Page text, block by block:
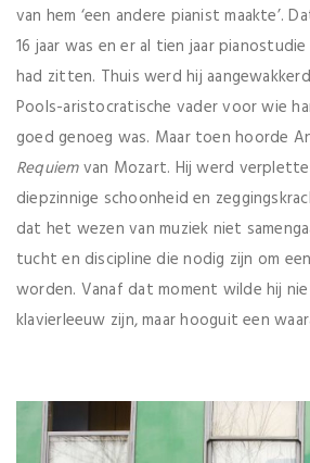
van hem ‘een andere pianist maakte’.
16 jaar was en er al tien jaar
had zitten. Thuis werd hij
Pools-aristocratische vader voor wie
goed genoeg was. Maar toen hoorde
Requiemvan Mozart. Hij werd
diepzinnige schoonheid en
dat het wezen van muziek niet
tucht en discipline die nodig zijn om
worden. Vanaf dat moment wilde hij
klavierleeuw zijn, maar hooguit een